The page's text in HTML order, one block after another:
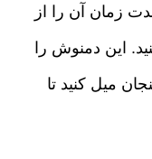
زمان آن را از
. این دمنوش را
میل کنید تا